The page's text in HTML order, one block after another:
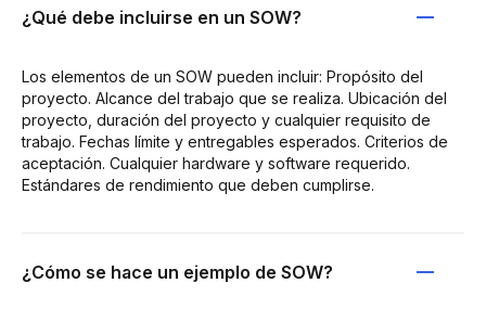
¿Qué debe incluirse en un SOW?
Los elementos de un SOW pueden incluir: Propósito del
proyecto. Alcance del trabajo que se realiza. Ubicación del
proyecto, duración del proyecto y cualquier requisito de
trabajo. Fechas límite y entregables esperados. Criterios de
aceptación. Cualquier hardware y software requerido.
Estándares de rendimiento que deben cumplirse.
¿Cómo se hace un ejemplo de SOW?